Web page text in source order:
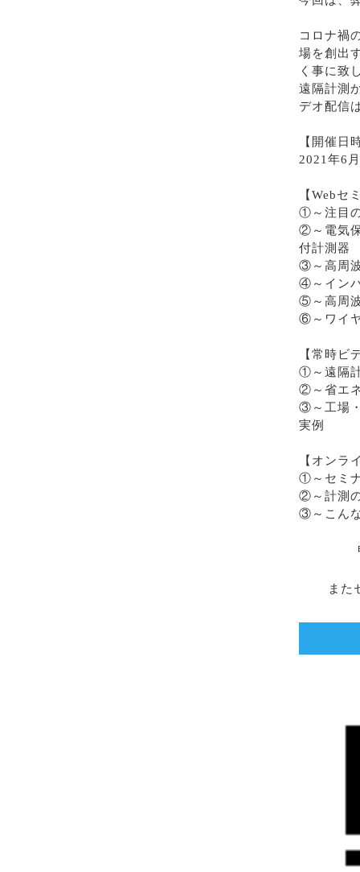
コロナ禍
場を創出
く事に致
遠隔計測
デオ配信
【開催日
2021年6
【Webセ
①～注目
②～電気
付計測器
③～高周
④～イン
⑤～高周
⑥～ワイ
【常時ビ
①～遠隔
②～省エ
③～工場
実例
【オンラ
①～セミ
②～計測
③～こん
また